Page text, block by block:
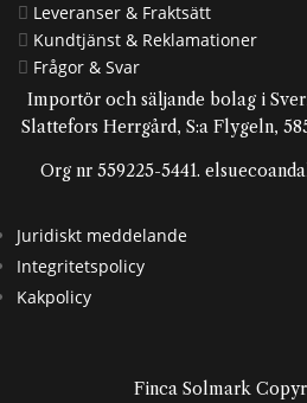
 Leveranser & Fraktsätt
 Kundtjänst & Reklamationer
 Frågor & Svar
Importör och säljande bolag i
Slattefors Herrgård, S:a Flygeln,
Org nr 559225-5441.
Juridiskt meddelande
Integritetspolicy
Kakpolicy
Finca Solmark